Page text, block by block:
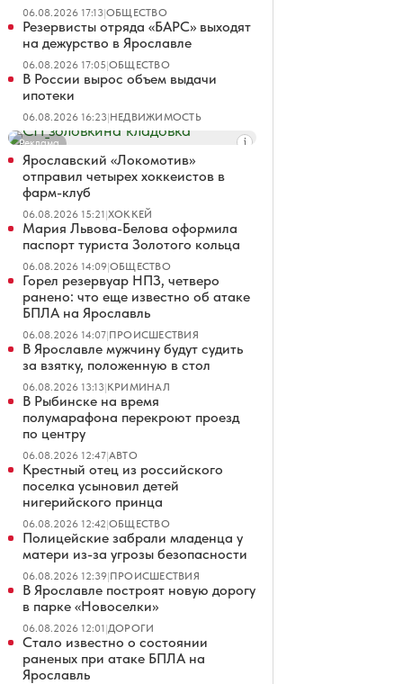
06.08.2026 17:13|ОБЩЕСТВО
Резервисты отряда «БАРС» выходят
на дежурство в Ярославле
06.08.2026 17:05|ОБЩЕСТВО
В России вырос объем выдачи
ипотеки
06.08.2026 16:23|НЕДВИЖИМОСТЬ
Реклама
Ярославский «Локомотив»
отправил четырех хоккеистов в
фарм-клуб
06.08.2026 15:21|ХОККЕЙ
Мария Львова-Белова оформила
паспорт туриста Золотого кольца
06.08.2026 14:09|ОБЩЕСТВО
Горел резервуар НПЗ, четверо
ранено: что еще известно об атаке
БПЛА на Ярославль
06.08.2026 14:07|ПРОИСШЕСТВИЯ
В Ярославле мужчину будут судить
за взятку, положенную в стол
06.08.2026 13:13|КРИМИНАЛ
В Рыбинске на время
полумарафона перекроют проезд
по центру
06.08.2026 12:47|АВТО
Крестный отец из российского
поселка усыновил детей
нигерийского принца
06.08.2026 12:42|ОБЩЕСТВО
Полицейские забрали младенца у
матери из-за угрозы безопасности
06.08.2026 12:39|ПРОИСШЕСТВИЯ
В Ярославле построят новую дорогу
в парке «Новоселки»
06.08.2026 12:01|ДОРОГИ
Стало известно о состоянии
раненых при атаке БПЛА на
Ярославль